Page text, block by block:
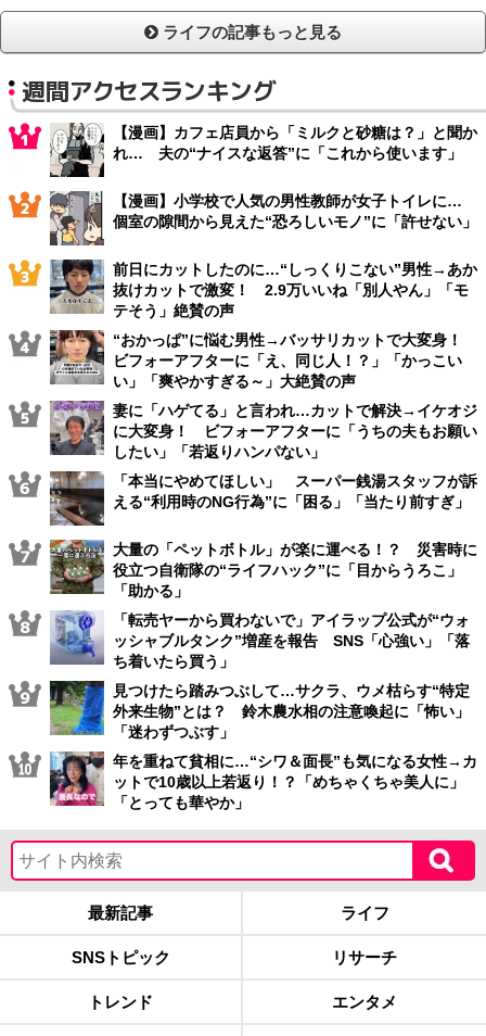
ライフの記事もっと見る
週間アクセスランキング
【漫画】カフェ店員から「ミルクと砂糖は？」と聞か
れ… 夫の“ナイスな返答”に「これから使います」
【漫画】小学校で人気の男性教師が女子トイレに…
個室の隙間から見えた“恐ろしいモノ”に「許せない」
前日にカットしたのに…“しっくりこない”男性→あか
抜けカットで激変！ 2.9万いいね「別人やん」「モ
テそう」絶賛の声
“おかっぱ”に悩む男性→バッサリカットで大変身！
ビフォーアフターに「え、同じ人！？」「かっこい
い」「爽やかすぎる～」大絶賛の声
妻に「ハゲてる」と言われ…カットで解決→イケオジ
に大変身！ ビフォーアフターに「うちの夫もお願い
したい」「若返りハンパない」
「本当にやめてほしい」 スーパー銭湯スタッフが訴
える“利用時のNG行為”に「困る」「当たり前すぎ」
大量の「ペットボトル」が楽に運べる！？ 災害時に
役立つ自衛隊の“ライフハック”に「目からうろこ」
「助かる」
「転売ヤーから買わないで」アイラップ公式が“ウォ
ッシャブルタンク”増産を報告 SNS「心強い」「落
ち着いたら買う」
見つけたら踏みつぶして…サクラ、ウメ枯らす“特定
外来生物”とは？ 鈴木農水相の注意喚起に「怖い」
「迷わずつぶす」
年を重ねて貧相に…“シワ＆面長”も気になる女性→カ
ットで10歳以上若返り！？「めちゃくちゃ美人に」
「とっても華やか」
最新記事 ライフ
SNSトピック リサーチ
トレンド エンタメ